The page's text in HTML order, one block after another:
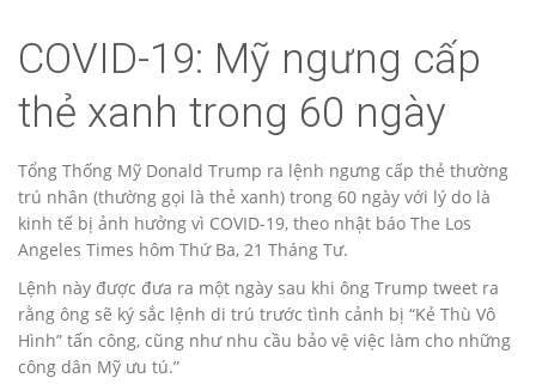
COVID-19: Mỹ ngưng cấp
thẻ xanh trong 60 ngày
Tổng Thống Mỹ Donald Trump ra lệnh ngưng cấp thẻ thường
trú nhân (thường gọi là thẻ xanh) trong 60 ngày với lý do là
kinh tế bị ảnh hưởng vì COVID-19, theo nhật báo The Los
Angeles Times hôm Thứ Ba, 21 Tháng Tư.
Lệnh này được đưa ra một ngày sau khi ông Trump tweet ra
rằng ông sẽ ký sắc lệnh di trú trước tình cảnh bị “Kẻ Thù Vô
Hình” tấn công, cũng như nhu cầu bảo vệ việc làm cho những
công dân Mỹ ưu tú.”